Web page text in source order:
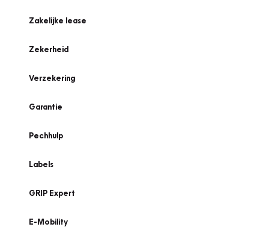
Zakelijke lease
Zekerheid
Verzekering
Garantie
Pechhulp
Labels
GRIP Expert
E-Mobility